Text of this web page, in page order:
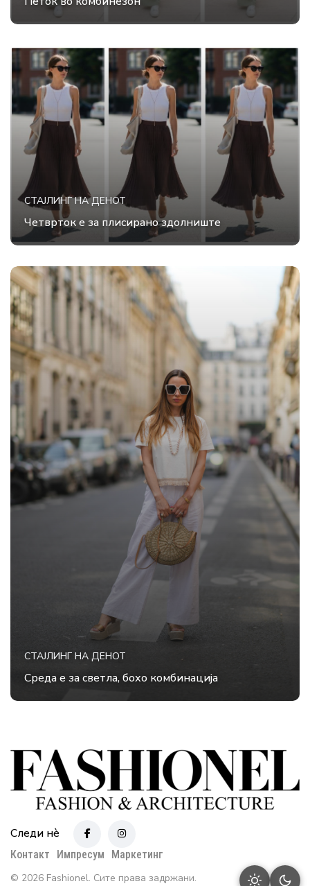
СТАЈЛИНГ НА ДЕНОТ
Четврток е за плисирано здолниште
СТАЈЛИНГ НА ДЕНОТ
Среда е за светла, бохо комбинација
Следи нè
Контакт Импресум
Маркетинг
© 2026 Fashionel. Сите права задржани.